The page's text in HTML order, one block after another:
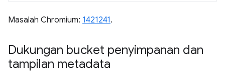
Masalah Chromium: 1421241.
Dukungan bucket penyimpanan dan
tampilan metadata